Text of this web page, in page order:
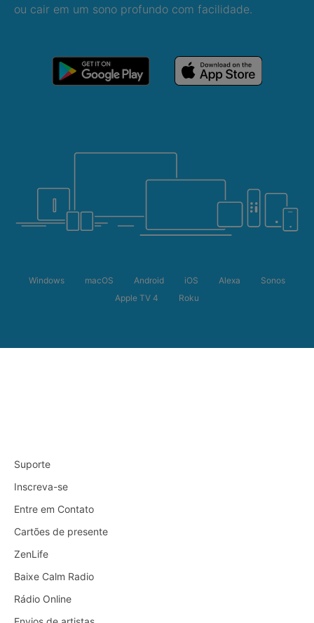
ou cair em um sono profundo com facilidade.
Windows macOS Android iOS Alexa
Sonos
Apple TV 4
Roku
Suporte
Inscreva-se
Entre em Contato
Cartões de presente
ZenLife
Baixe Calm Radio
Rádio Online